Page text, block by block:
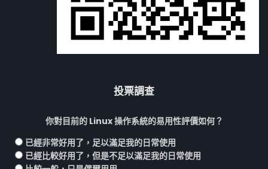
投票調查
你對目前的 Linux 操作系統的易用性評價如何？
已經非常好用了，足以滿足我的日常使用
已經比較好用了，但是不足以滿足我的日常使用